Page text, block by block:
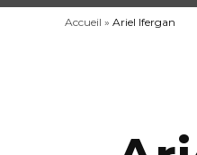
menu
Accueil » Ariel Ifergan